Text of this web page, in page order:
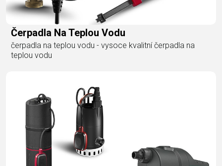
Čerpadla Na Teplou Vodu
čerpadla na teplou vodu - vysoce kvalitní čerpadla na
teplou vodu